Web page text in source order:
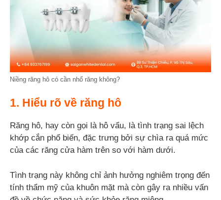
Niềng răng hô có cần nhổ răng không?
1. Hiểu rõ về răng hô
Răng hô, hay còn gọi là hô vẩu, là tình trạng sai lệch
khớp cắn phổ biến, đặc trưng bởi sự chìa ra quá mức
của các răng cửa hàm trên so với hàm dưới.
Tình trạng này không chỉ ảnh hưởng nghiêm trọng đến
tính thẩm mỹ của khuôn mặt mà còn gây ra nhiều vấn